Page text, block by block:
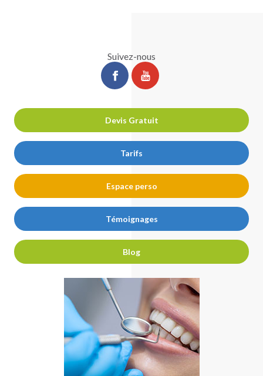
Suivez-nous
ChirurgiePro
sur
ChirurgiePro
sur
Devis Gratuit
Tarifs
Espace perso
Témoignages
Blog